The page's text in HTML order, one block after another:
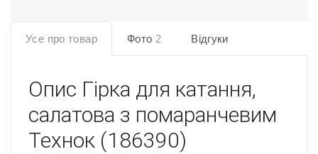
Усе про товар Фото 2 Відгуки
Опис Гірка для катання,
салатова з помаранчевим
Технок (186390)